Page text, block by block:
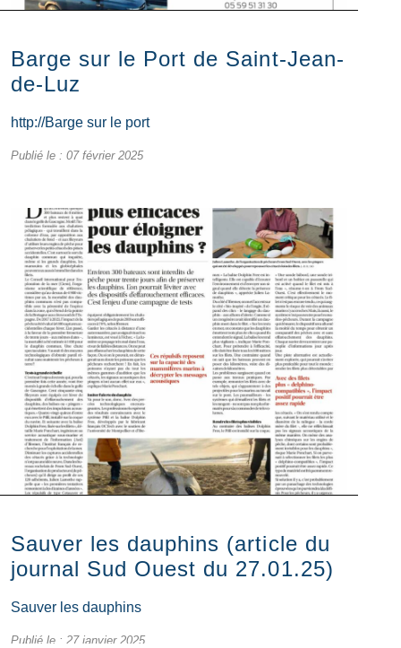
Barge sur le Port de Saint-Jean-
de-Luz
http://Barge sur le port
Publié le : 07 février 2025
Sauver les dauphins (article du
journal Sud Ouest du 27.01.25)
Sauver les dauphins
Publié le : 27 janvier 2025